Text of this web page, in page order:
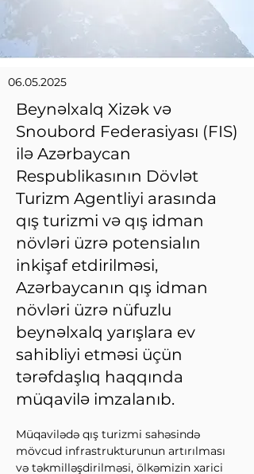
06.05.2025
Beynəlxalq Xizək və
Snoubord Federasiyası (FIS)
ilə Azərbaycan
Respublikasının Dövlət
Turizm Agentliyi arasında
qış turizmi və qış idman
növləri üzrə potensialın
inkişaf etdirilməsi,
Azərbaycanın qış idman
növləri üzrə nüfuzlu
beynəlxalq yarışlara ev
sahibliyi etməsi üçün
tərəfdaşlıq haqqında
müqavilə imzalanıb.
Müqavilədə qış turizmi sahəsində
mövcud infrastrukturunun artırılması
və təkmilləşdirilməsi, ölkəmizin xarici